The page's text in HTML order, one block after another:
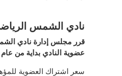
نادي الشمس
قرر مجلس إدارة نادي
عضوية النادي بداية من عام 2020 لتصبح كالتالي: